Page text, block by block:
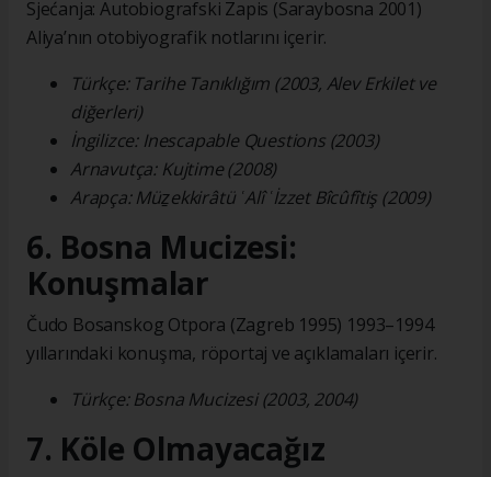
Sjećanja: Autobiografski Zapis (Saraybosna 2001)
Aliya’nın otobiyografik notlarını içerir.
Türkçe: Tarihe Tanıklığım (2003, Alev Erkilet ve
diğerleri)
İngilizce: Inescapable Questions (2003)
Arnavutça: Kujtime (2008)
Arapça: Müẕekkirâtü ʿAlî ʿİzzet Bîcûfîtiş (2009)
6. Bosna Mucizesi:
Konuşmalar
Čudo Bosanskog Otpora (Zagreb 1995) 1993–1994
yıllarındaki konuşma, röportaj ve açıklamaları içerir.
Türkçe: Bosna Mucizesi (2003, 2004)
7. Köle Olmayacağız